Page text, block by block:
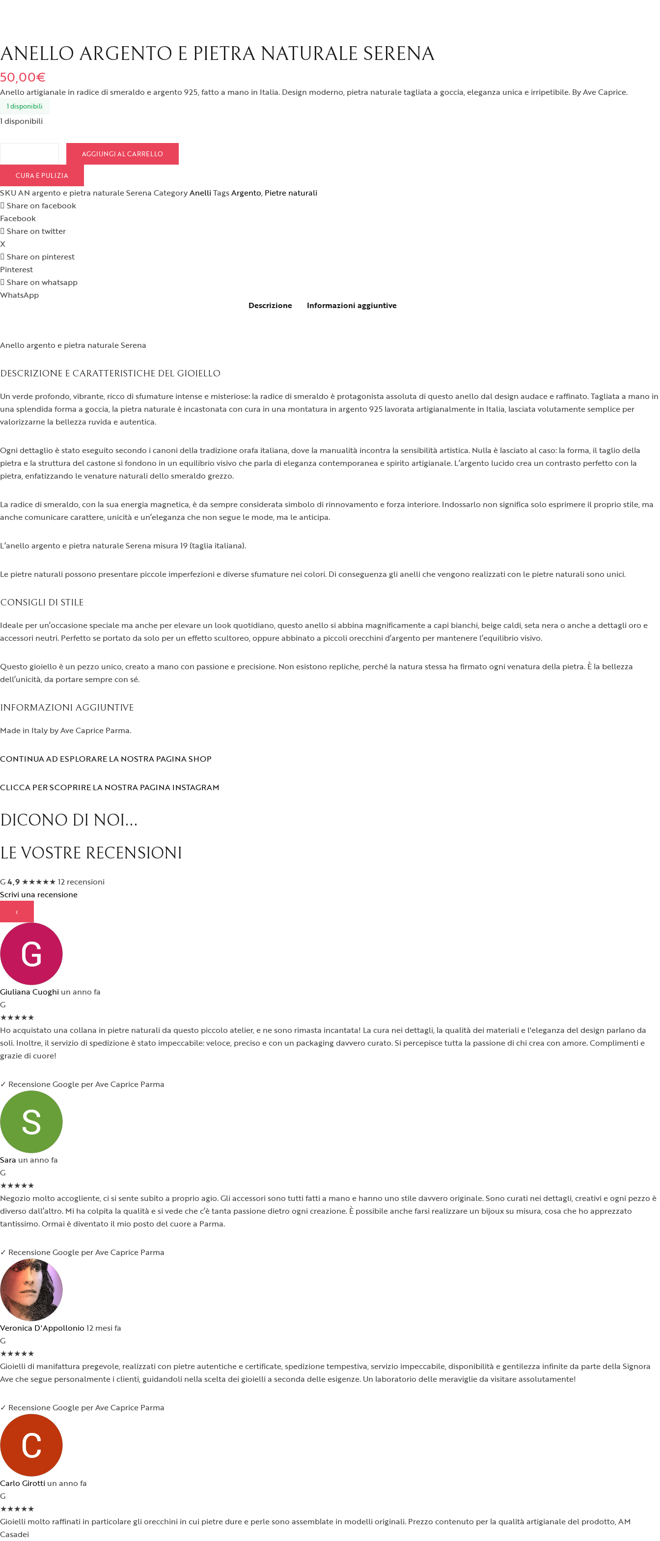
ANELLO ARGENTO E PIETRA NATURALE SERENA
50,00€
Anello artigianale in radice di smeraldo e argento 925, fatto a mano in Italia. Design moderno, pietra naturale tagliata a goccia, eleganza unica e irripetibile. By Ave Caprice.
1 disponibili
1 disponibili
AGGIUNGI AL CARRELLO
CURA E PULIZIA
SKUAN argento e pietra naturale Serena CategoryAnelli TagsArgento, Pietre naturali
Share on facebook
Facebook
Share on twitter
X
Share on pinterest
Pinterest
Share on whatsapp
WhatsApp
Descrizione
Informazioni aggiuntive
Anello argento e pietra naturale Serena
DESCRIZIONE E CARATTERISTICHE DEL GIOIELLO
Un verde profondo, vibrante, ricco di sfumature intense e misteriose: la radice di smeraldo è protagonista assoluta di questo anello dal design audace e raffinato. Tagliata a mano in
una splendida forma a goccia, la pietra naturale è incastonata con cura in una montatura in argento 925 lavorata artigianalmente in Italia, lasciata volutamente semplice per
valorizzarne la bellezza ruvida e autentica.
Ogni dettaglio è stato eseguito secondo i canoni della tradizione orafa italiana, dove la manualità incontra la sensibilità artistica. Nulla è lasciato al caso: la forma, il taglio della
pietra e la struttura del castone si fondono in un equilibrio visivo che parla di eleganza contemporanea e spirito artigianale. L’argento lucido crea un contrasto perfetto con la
pietra, enfatizzando le venature naturali dello smeraldo grezzo.
La radice di smeraldo, con la sua energia magnetica, è da sempre considerata simbolo di rinnovamento e forza interiore. Indossarlo non significa solo esprimere il proprio stile, ma
anche comunicare carattere, unicità e un’eleganza che non segue le mode, ma le anticipa.
L’anello argento e pietra naturale Serena misura 19 (taglia italiana).
Le pietre naturali possono presentare piccole imperfezioni e diverse sfumature nei colori. Di conseguenza gli anelli che vengono realizzati con le pietre naturali sono unici.
CONSIGLI DI STILE
Ideale per un’occasione speciale ma anche per elevare un look quotidiano, questo anello si abbina magnificamente a capi bianchi, beige caldi, seta nera o anche a dettagli oro e
accessori neutri. Perfetto se portato da solo per un effetto scultoreo, oppure abbinato a piccoli orecchini d’argento per mantenere l’equilibrio visivo.
Questo gioiello è un pezzo unico, creato a mano con passione e precisione. Non esistono repliche, perché la natura stessa ha firmato ogni venatura della pietra. È la bellezza
dell’unicità, da portare sempre con sé.
INFORMAZIONI AGGIUNTIVE
Made in Italy by Ave Caprice Parma.
CONTINUA AD ESPLORARE LA NOSTRA PAGINA SHOP
CLICCA PER SCOPRIRE LA NOSTRA PAGINA INSTAGRAM
DICONO DI NOI...
LE VOSTRE RECENSIONI
G4,9 ★★★★★ 12 recensioni
Scrivi una recensione
‹
Giuliana Cuoghi un anno fa
G
★★★★★
Ho acquistato una collana in pietre naturali da questo piccolo atelier, e ne sono rimasta incantata! La cura nei dettagli, la qualità dei materiali e l'eleganza del design parlano da
soli. Inoltre, il servizio di spedizione è stato impeccabile: veloce, preciso e con un packaging davvero curato. Si percepisce tutta la passione di chi crea con amore. Complimenti e
grazie di cuore!
✓ Recensione Google per Ave Caprice Parma
Sara un anno fa
G
★★★★★
Negozio molto accogliente, ci si sente subito a proprio agio. Gli accessori sono tutti fatti a mano e hanno uno stile davvero originale. Sono curati nei dettagli, creativi e ogni pezzo è
diverso dall’altro. Mi ha colpita la qualità e si vede che c’è tanta passione dietro ogni creazione. È possibile anche farsi realizzare un bijoux su misura, cosa che ho apprezzato
tantissimo. Ormai è diventato il mio posto del cuore a Parma.
✓ Recensione Google per Ave Caprice Parma
Veronica D'Appollonio 12 mesi fa
G
★★★★★
Gioielli di manifattura pregevole, realizzati con pietre autentiche e certificate, spedizione tempestiva, servizio impeccabile, disponibilità e gentilezza infinite da parte della Signora
Ave che segue personalmente i clienti, guidandoli nella scelta dei gioielli a seconda delle esigenze. Un laboratorio delle meraviglie da visitare assolutamente!
✓ Recensione Google per Ave Caprice Parma
Carlo Girotti un anno fa
G
★★★★★
Gioielli molto raffinati in particolare gli orecchini in cui pietre dure e perle sono assemblate in modelli originali. Prezzo contenuto per la qualità artigianale del prodotto, AM
Casadei